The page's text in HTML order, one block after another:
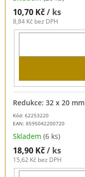
10,70 Kč/ ks
8,84 Kč bez DPH
Kód: 62253220
EAN: 8595042200720
Redukce: 32 x 20 mm
Skladem (6 ks)
18,90 Kč/ ks
15,62 Kč bez DPH